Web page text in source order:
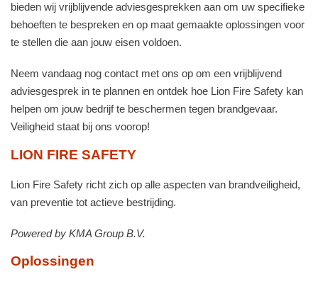
bieden wij vrijblijvende adviesgesprekken aan om uw specifieke
behoeften te bespreken en op maat gemaakte oplossingen voor
te stellen die aan jouw eisen voldoen.
Neem vandaag nog contact met ons op om een vrijblijvend
adviesgesprek in te plannen en ontdek hoe Lion Fire Safety kan
helpen om jouw bedrijf te beschermen tegen brandgevaar.
Veiligheid staat bij ons voorop!
LION FIRE SAFETY
Lion Fire Safety richt zich op alle aspecten van brandveiligheid,
van preventie tot actieve bestrijding.
Powered by KMA Group B.V.
Oplossingen